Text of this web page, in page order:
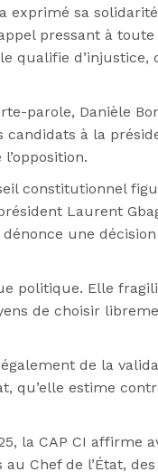
exprimé sa
pressant à toute
qualifie d’injustice,
parole, Danièle
à la
constitutionnel
Laurent
une
politique. Elle
de choisir
de la
estime
la CAP CI affirme
Chef de l’État,